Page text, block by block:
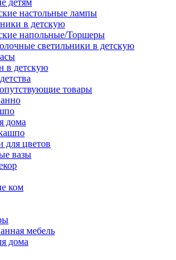
настольные лампы
в детскую
напольные/Торшеры
светильники в детскую
в детскую
товары
дома
для цветов
вазы
ком
мебель
дома